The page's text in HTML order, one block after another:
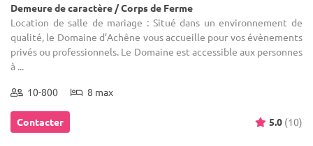
Demeure de caractère / Corps de Ferme
Location de salle de mariage : Situé dans un environnement de
qualité, le Domaine d’Achêne vous accueille pour vos évènements
privés ou professionnels. Le Domaine est accessible aux personnes
à ...
10-800 8 max
Contacter 5.0 (10)